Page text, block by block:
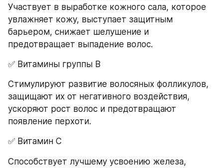
Участвует в выработке кожного сала, которое
увлажняет кожу, выступает защитным
барьером, снижает шелушение и
предотвращает выпадение волос.
✅ Витамины группы В
Стимулируют развитие волосяных фолликулов,
защищают их от негативного воздействия,
ускоряют рост волос и предотвращают
появление перхоти.
✅ Витамин C
Способствует лучшему усвоению железа,